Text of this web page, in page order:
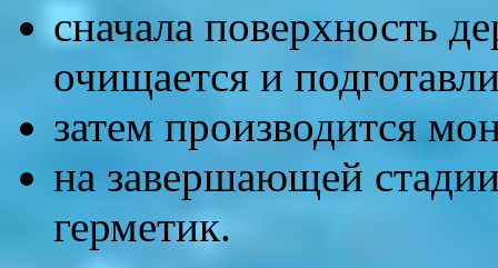
сначала поверхность
очищается и
затем производится
на завершающей
герметик.